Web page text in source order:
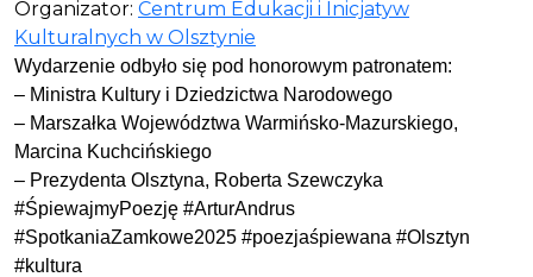
Organizator: Centrum Edukacji i Inicjatyw
Kulturalnych w Olsztynie
Wydarzenie odbyło się pod honorowym patronatem:
– Ministra Kultury i Dziedzictwa Narodowego
– Marszałka Województwa Warmińsko-Mazurskiego,
Marcina Kuchcińskiego
– Prezydenta Olsztyna, Roberta Szewczyka
#ŚpiewajmyPoezję #ArturAndrus
#SpotkaniaZamkowe2025 #poezjaśpiewana #Olsztyn
#kultura